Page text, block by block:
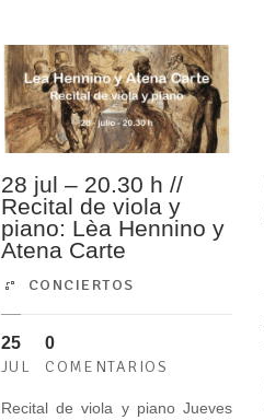
28 jul – 20.30 h //
Recital de viola y
piano: Lèa Hennino y
Atena Carte
CONCIERTOS
25
JUL
0
COMENTARIOS
Recital de viola y piano Jueves